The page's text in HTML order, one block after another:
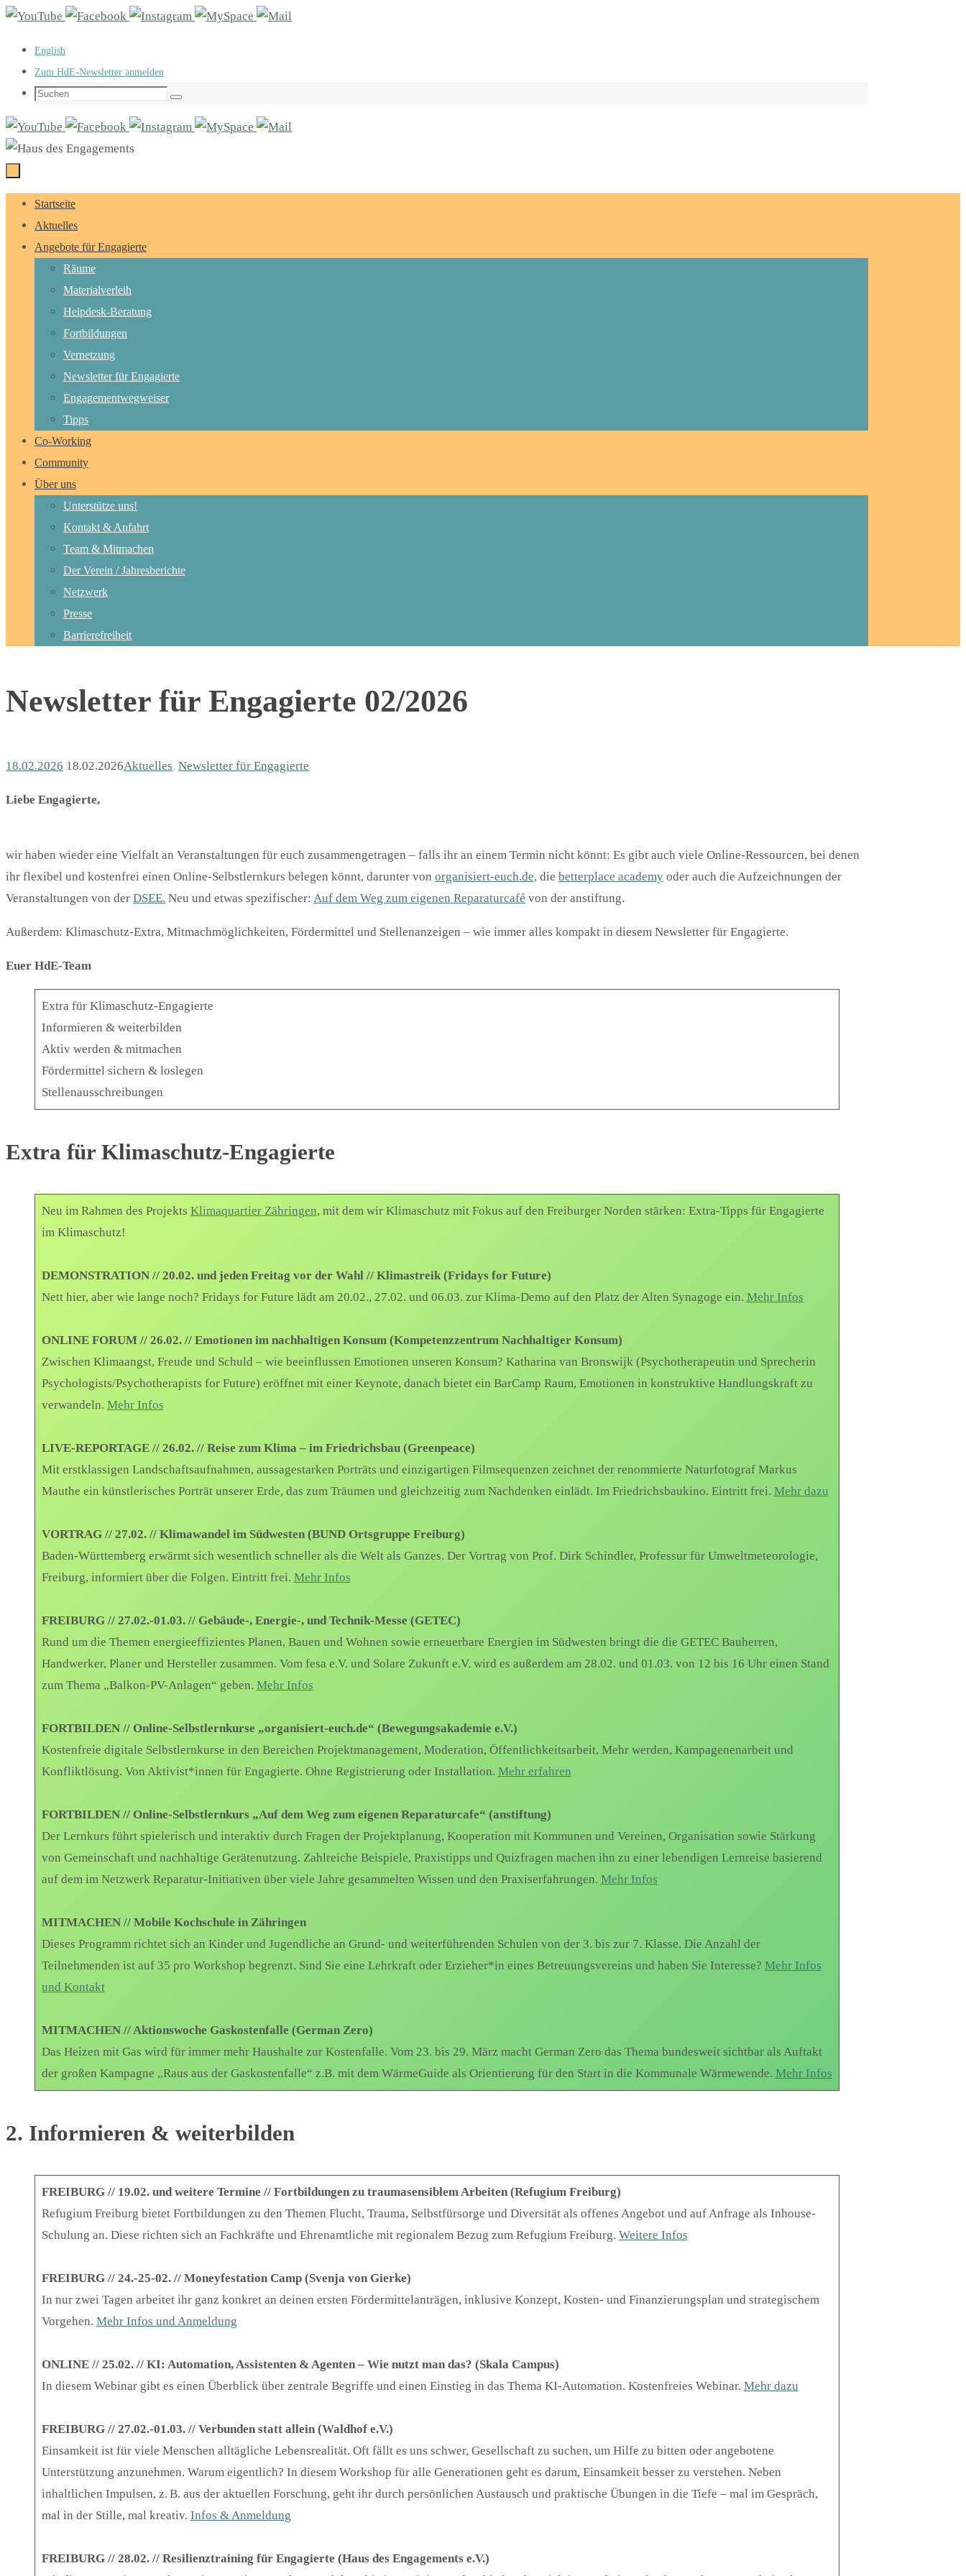
Zum
springen
English
Zum HdE-Newsletter anmelden
Suchen
Suchen
Zum
Inhalt
springen
Startseite
Aktuelles
Angebote für Engagierte
Räume
Materialverleih
Helpdesk-Beratung
Fortbildungen
Vernetzung
Newsletter für Engagierte
Engagementwegweiser
Tipps
Co-Working
Community
Über uns
Unterstütze uns!
Kontakt & Anfahrt
Team & Mitmachen
Der Verein / Jahresberichte
Netzwerk
Presse
Barrierefreiheit
Newsletter für Engagierte 02/2026
18.02.2026 18.02.2026Aktuelles, Newsletter für Engagierte
Liebe Engagierte,
wir haben wieder eine Vielfalt an Veranstaltungen für euch zusammengetragen – falls ihr an einem Termin nicht könnt: Es gibt auch viele Online-Ressourcen, bei denen
ihr flexibel und kostenfrei einen Online-Selbstlernkurs belegen könnt, darunter von organisiert-euch.de, die betterplace academy oder auch die Aufzeichnungen der
Veranstaltungen von der DSEE. Neu und etwas spezifischer: Auf dem Weg zum eigenen Reparaturcafé von der anstiftung.
Außerdem: Klimaschutz-Extra, Mitmachmöglichkeiten, Fördermittel und Stellenanzeigen – wie immer alles kompakt in diesem Newsletter für Engagierte.
Euer HdE-Team
Extra für Klimaschutz-Engagierte
Informieren & weiterbilden
Aktiv werden & mitmachen
Fördermittel sichern & loslegen
Stellenausschreibungen
Extra für Klimaschutz-Engagierte
Neu im Rahmen des Projekts Klimaquartier Zähringen, mit dem wir Klimaschutz mit Fokus auf den Freiburger Norden stärken: Extra-Tipps für Engagierte
im Klimaschutz!
DEMONSTRATION // 20.02. und jeden Freitag vor der Wahl // Klimastreik (Fridays for Future)
Nett hier, aber wie lange noch? Fridays for Future lädt am 20.02., 27.02. und 06.03. zur Klima-Demo auf den Platz der Alten Synagoge ein. Mehr Infos
ONLINE FORUM // 26.02. // Emotionen im nachhaltigen Konsum (Kompetenzzentrum Nachhaltiger Konsum)
Zwischen Klimaangst, Freude und Schuld – wie beeinflussen Emotionen unseren Konsum? Katharina van Bronswijk (Psychotherapeutin und Sprecherin
Psychologists/Psychotherapists for Future) eröffnet mit einer Keynote, danach bietet ein BarCamp Raum, Emotionen in konstruktive Handlungskraft zu
verwandeln. Mehr Infos
LIVE-REPORTAGE // 26.02. // Reise zum Klima – im Friedrichsbau (Greenpeace)
Mit erstklassigen Landschaftsaufnahmen, aussagestarken Porträts und einzigartigen Filmsequenzen zeichnet der renommierte Naturfotograf Markus
Mauthe ein künstlerisches Porträt unserer Erde, das zum Träumen und gleichzeitig zum Nachdenken einlädt. Im Friedrichsbaukino. Eintritt frei. Mehr dazu
VORTRAG // 27.02. // Klimawandel im Südwesten (BUND Ortsgruppe Freiburg)
Baden-Württemberg erwärmt sich wesentlich schneller als die Welt als Ganzes. Der Vortrag von Prof. Dirk Schindler, Professur für Umweltmeteorologie,
Freiburg, informiert über die Folgen. Eintritt frei. Mehr Infos
FREIBURG // 27.02.-01.03. // Gebäude-, Energie-, und Technik-Messe (GETEC)
Rund um die Themen energieeffizientes Planen, Bauen und Wohnen sowie erneuerbare Energien im Südwesten bringt die die GETEC Bauherren,
Handwerker, Planer und Hersteller zusammen. Vom fesa e.V. und Solare Zukunft e.V. wird es außerdem am 28.02. und 01.03. von 12 bis 16 Uhr einen Stand
zum Thema „Balkon-PV-Anlagen“ geben. Mehr Infos
FORTBILDEN // Online-Selbstlernkurse „organisiert-euch.de“ (Bewegungsakademie e.V.)
Kostenfreie digitale Selbstlernkurse in den Bereichen Projektmanagement, Moderation, Öffentlichkeitsarbeit, Mehr werden, Kampagenenarbeit und
Konfliktlösung. Von Aktivist*innen für Engagierte. Ohne Registrierung oder Installation. Mehr erfahren
FORTBILDEN // Online-Selbstlernkurs „Auf dem Weg zum eigenen Reparaturcafe“ (anstiftung)
Der Lernkurs führt spielerisch und interaktiv durch Fragen der Projektplanung, Kooperation mit Kommunen und Vereinen, Organisation sowie Stärkung
von Gemeinschaft und nachhaltige Gerätenutzung. Zahlreiche Beispiele, Praxistipps und Quizfragen machen ihn zu einer lebendigen Lernreise basierend
auf dem im Netzwerk Reparatur-Initiativen über viele Jahre gesammelten Wissen und den Praxiserfahrungen. Mehr Infos
MITMACHEN // Mobile Kochschule in Zähringen
Dieses Programm richtet sich an Kinder und Jugendliche an Grund- und weiterführenden Schulen von der 3. bis zur 7. Klasse. Die Anzahl der
Teilnehmenden ist auf 35 pro Workshop begrenzt. Sind Sie eine Lehrkraft oder Erzieher*in eines Betreuungsvereins und haben Sie Interesse? Mehr Infos
und Kontakt
MITMACHEN // Aktionswoche Gaskostenfalle (German Zero)
Das Heizen mit Gas wird für immer mehr Haushalte zur Kostenfalle. Vom 23. bis 29. März macht German Zero das Thema bundesweit sichtbar als Auftakt
der großen Kampagne „Raus aus der Gaskostenfalle“ z.B. mit dem WärmeGuide als Orientierung für den Start in die Kommunale Wärmewende. Mehr Infos
2. Informieren & weiterbilden
FREIBURG // 19.02. und weitere Termine // Fortbildungen zu traumasensiblem Arbeiten (Refugium Freiburg)
Refugium Freiburg bietet Fortbildungen zu den Themen Flucht, Trauma, Selbstfürsorge und Diversität als offenes Angebot und auf Anfrage als Inhouse-
Schulung an. Diese richten sich an Fachkräfte und Ehrenamtliche mit regionalem Bezug zum Refugium Freiburg. Weitere Infos
FREIBURG // 24.-25-02. // Moneyfestation Camp (Svenja von Gierke)
In nur zwei Tagen arbeitet ihr ganz konkret an deinen ersten Fördermittelanträgen, inklusive Konzept, Kosten- und Finanzierungsplan und strategischem
Vorgehen. Mehr Infos und Anmeldung
ONLINE // 25.02. // KI: Automation, Assistenten & Agenten – Wie nutzt man das? (Skala Campus)
In diesem Webinar gibt es einen Überblick über zentrale Begriffe und einen Einstieg in das Thema KI-Automation. Kostenfreies Webinar. Mehr dazu
FREIBURG // 27.02.-01.03. // Verbunden statt allein (Waldhof e.V.)
Einsamkeit ist für viele Menschen alltägliche Lebensrealität. Oft fällt es uns schwer, Gesellschaft zu suchen, um Hilfe zu bitten oder angebotene
Unterstützung anzunehmen. Warum eigentlich? In diesem Workshop für alle Generationen geht es darum, Einsamkeit besser zu verstehen. Neben
inhaltlichen Impulsen, z. B. aus der aktuellen Forschung, geht ihr durch persönlichen Austausch und praktische Übungen in die Tiefe – mal im Gespräch,
mal in der Stille, mal kreativ. Infos & Anmeldung
FREIBURG // 28.02. // Resilienztraining für Engagierte (Haus des Engagements e.V.)